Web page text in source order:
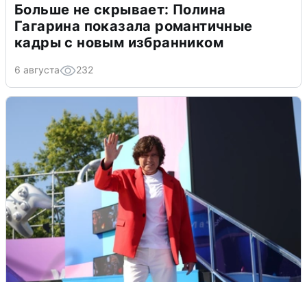
Больше не скрывает: Полина
Гагарина показала романтичные
кадры с новым избранником
6 августа 232